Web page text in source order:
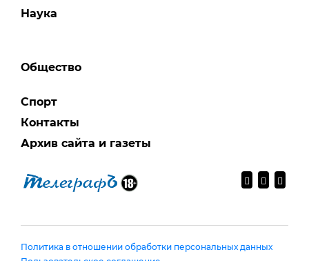
Наука
Общество
Спорт
Контакты
Архив сайта и газеты
Политика в отношении обработки персональных данных